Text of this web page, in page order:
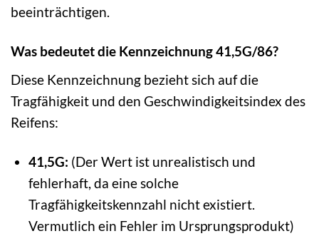
beeinträchtigen.
Was bedeutet die Kennzeichnung 41,5G/86?
Diese Kennzeichnung bezieht sich auf die
Tragfähigkeit und den Geschwindigkeitsindex des
Reifens:
41,5G: (Der Wert ist unrealistisch und
fehlerhaft, da eine solche
Tragfähigkeitskennzahl nicht existiert.
Vermutlich ein Fehler im Ursprungsprodukt)